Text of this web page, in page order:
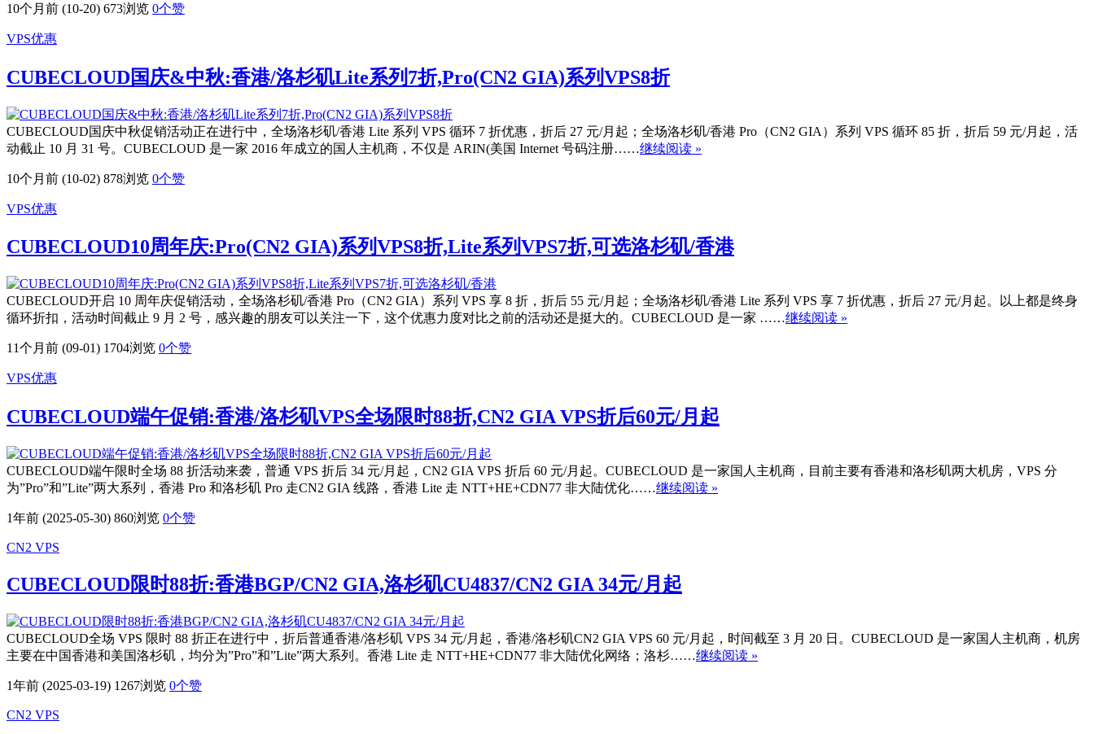
10个月前 (10-20) 673浏览 0个赞
VPS优惠
CUBECLOUD国庆&中秋:香港/洛杉矶Lite系列7折,Pro(CN2 GIA)系列VPS8折
CUBECLOUD国庆中秋促销活动正在进行中，全场洛杉矶/香港 Lite 系列 VPS 循环 7 折优惠，折后 27 元/月起；全场洛杉矶/香港 Pro（CN2 GIA）系列 VPS 循环 85 折，折后 59 元/月起，活
动截止 10 月 31 号。CUBECLOUD 是一家 2016 年成立的国人主机商，不仅是 ARIN(美国 Internet 号码注册……继续阅读 »
10个月前 (10-02) 878浏览 0个赞
VPS优惠
CUBECLOUD10周年庆:Pro(CN2 GIA)系列VPS8折,Lite系列VPS7折,可选洛杉矶/香港
CUBECLOUD开启 10 周年庆促销活动，全场洛杉矶/香港 Pro（CN2 GIA）系列 VPS 享 8 折，折后 55 元/月起；全场洛杉矶/香港 Lite 系列 VPS 享 7 折优惠，折后 27 元/月起。以上都是终身
循环折扣，活动时间截止 9 月 2 号，感兴趣的朋友可以关注一下，这个优惠力度对比之前的活动还是挺大的。CUBECLOUD 是一家 ……继续阅读 »
11个月前 (09-01) 1704浏览 0个赞
VPS优惠
CUBECLOUD端午促销:香港/洛杉矶VPS全场限时88折,CN2 GIA VPS折后60元/月起
CUBECLOUD端午限时全场 88 折活动来袭，普通 VPS 折后 34 元/月起，CN2 GIA VPS 折后 60 元/月起。CUBECLOUD 是一家国人主机商，目前主要有香港和洛杉矶两大机房，VPS 分
为”Pro”和”Lite”两大系列，香港 Pro 和洛杉矶 Pro 走CN2 GIA 线路，香港 Lite 走 NTT+HE+CDN77 非大陆优化……继续阅读 »
1年前 (2025-05-30) 860浏览 0个赞
CN2 VPS
CUBECLOUD限时88折:香港BGP/CN2 GIA,洛杉矶CU4837/CN2 GIA 34元/月起
CUBECLOUD全场 VPS 限时 88 折正在进行中，折后普通香港/洛杉矶 VPS 34 元/月起，香港/洛杉矶CN2 GIA VPS 60 元/月起，时间截至 3 月 20 日。CUBECLOUD 是一家国人主机商，机房
主要在中国香港和美国洛杉矶，均分为”Pro”和”Lite”两大系列。香港 Lite 走 NTT+HE+CDN77 非大陆优化网络；洛杉……继续阅读 »
1年前 (2025-03-19) 1267浏览 0个赞
CN2 VPS